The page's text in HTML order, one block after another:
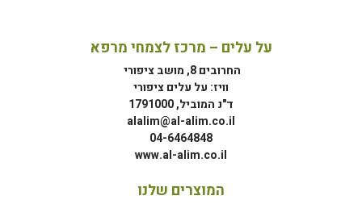
על עלים – מרכז לצמחי מרפא
החרובים 8, מושב ציפורי
וויז: על עלים ציפורי
ד"נ המוביל, 1791000
alalim@al-alim.co.il
04-6464848
www.al-alim.co.il
המוצרים שלנו